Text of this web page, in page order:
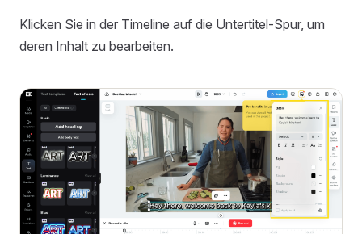
Klicken Sie in der Timeline auf die Untertitel-Spur, um
deren Inhalt zu bearbeiten.